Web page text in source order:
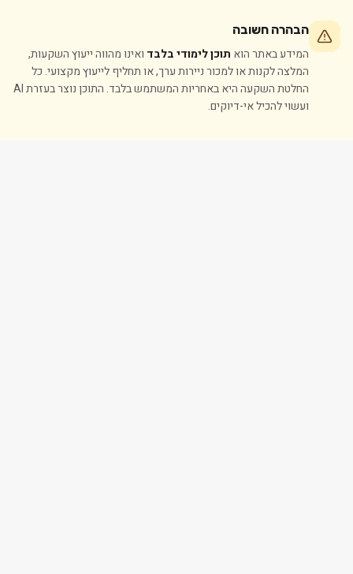
הבהרה חשובה
המידע באתר הוא תוכן לימודי בלבד ואינו מהווה ייעוץ השקעות,
המלצה לקנות או למכור ניירות ערך, או תחליף לייעוץ מקצועי. כל
החלטת השקעה היא באחריות המשתמש בלבד. התוכן נוצר בעזרת AI
ועשוי להכיל אי-דיוקים.